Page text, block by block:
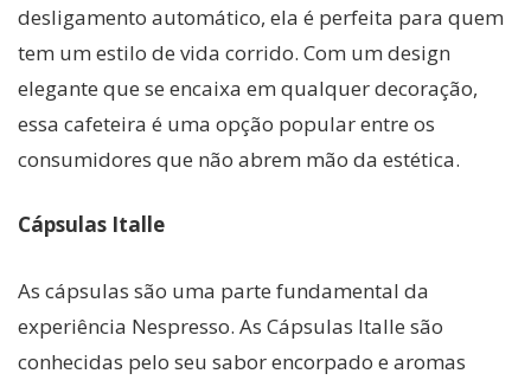
desligamento automático, ela é perfeita para quem
tem um estilo de vida corrido. Com um design
elegante que se encaixa em qualquer decoração,
essa cafeteira é uma opção popular entre os
consumidores que não abrem mão da estética.
Cápsulas Italle
As cápsulas são uma parte fundamental da
experiência Nespresso. As Cápsulas Italle são
conhecidas pelo seu sabor encorpado e aromas